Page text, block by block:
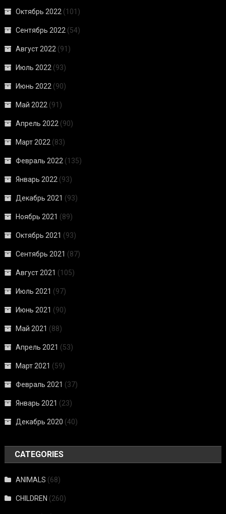
Октябрь 2022 (101)
Сентябрь 2022 (54)
Август 2022 (91)
Июль 2022 (93)
Июнь 2022 (90)
Май 2022 (91)
Апрель 2022 (90)
Март 2022 (83)
Февраль 2022 (135)
Январь 2022 (93)
Декабрь 2021 (93)
Ноябрь 2021 (89)
Октябрь 2021 (93)
Сентябрь 2021 (87)
Август 2021 (105)
Июль 2021 (97)
Июнь 2021 (90)
Май 2021 (88)
Апрель 2021 (53)
Март 2021 (59)
Февраль 2021 (37)
Январь 2021 (23)
Декабрь 2020 (40)
CATEGORIES
ANIMALS (68)
CHILDREN (260)